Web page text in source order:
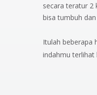
secara teratur 2
bisa tumbuh
Itulah beberapa
indahmu terlihat